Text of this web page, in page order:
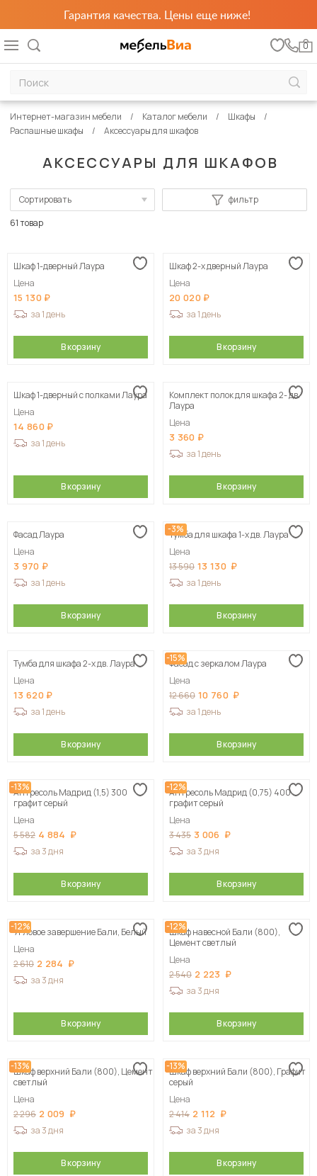
Гарантия качества. Цены еще ниже!
0
АКСЕССУАРЫ ДЛЯ ШКАФОВ
Интернет-магазин мебели Каталог мебели
Шкафы
Распашные шкафы
Аксессуары для шкафов
Сортировать
Сначала дорогие
фильтр
61 товар
Шкаф 1-дверный Лаура
Цена
15 130
за 1 день
В корзину
Шкаф 2-х дверный Лаура
Цена
20 020
за 1 день
В корзину
Шкаф 1-дверный с полками Лаура
Цена
14 860
за 1 день
В корзину
Комплект полок для шкафа 2- дв.
Лаура
Цена
3 360
за 1 день
В корзину
Фасад Лаура
Цена
3 970
за 1 день
В корзину
-3%
Тумба для шкафа 1-х дв. Лаура
Цена
13 590 13 130
за 1 день
В корзину
Тумба для шкафа 2-х дв. Лаура
Цена
13 620
за 1 день
В корзину
-15%
Фасад с зеркалом Лаура
Цена
12 660 10 760
за 1 день
В корзину
-13%
Антресоль Мадрид (1,5) 300
графит серый
Цена
5 582 4 884
за 3 дня
В корзину
-12%
Антресоль Мадрид (0,75) 400
графит серый
Цена
3 435 3 006
за 3 дня
В корзину
-12%
Угловое завершение Бали, Белый
Цена
2 610 2 284
за 3 дня
В корзину
-12%
Шкаф навесной Бали (800),
Цемент светлый
Цена
2 540 2 223
за 3 дня
В корзину
-13%
Шкаф верхний Бали (800), Цемент
светлый
Цена
2 296 2 009
за 3 дня
В корзину
-13%
Шкаф верхний Бали (800), Графит
серый
Цена
2 414 2 112
за 3 дня
В корзину